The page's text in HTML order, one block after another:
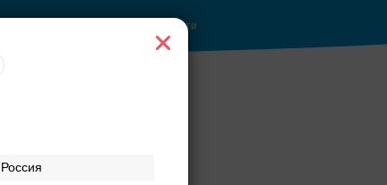
Россия
Войти